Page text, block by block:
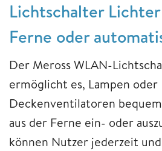
Lichtschalter
Ferne oder
Der Meross WLAN-
ermöglicht es, Lampen oder
Deckenventilatoren
aus der Ferne ein- oder
können Nutzer jederzeit